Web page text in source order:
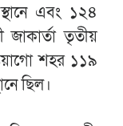
এবং ১২৪
জাকার্তা তৃতীয়
শহর ১১৯
ছিল।